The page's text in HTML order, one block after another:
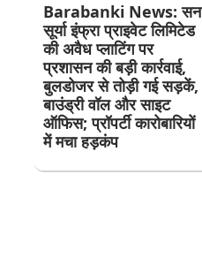
Barabanki News: सन
सूर्या इंफ्रा प्राइवेट लिमिटेड
की अवैध प्लाटिंग पर
प्रशासन की बड़ी कार्रवाई,
बुलडोजर से तोड़ी गई सड़कें,
बाउंड्री वॉल और साइट
ऑफिस; प्रॉपर्टी कारोबारियों
में मचा हड़कंप